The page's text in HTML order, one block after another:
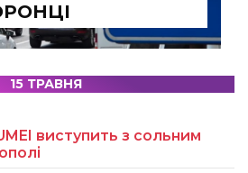
15 ТРАВНЯ
виступить з сольним